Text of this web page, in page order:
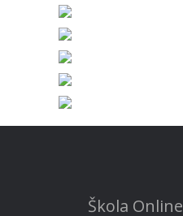
Škola Online